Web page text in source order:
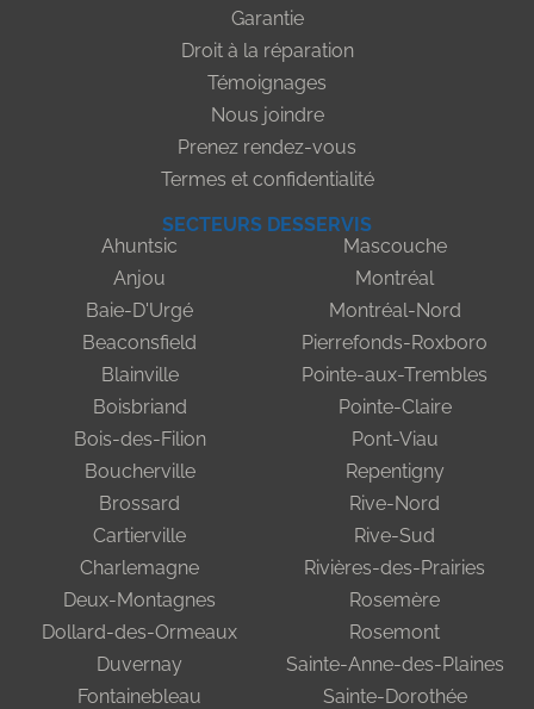
Garantie
Droit à la réparation
Témoignages
Nous joindre
Prenez rendez-vous
Termes et confidentialité
SECTEURS DESSERVIS
Ahuntsic
Anjou
Baie-D'Urgé
Beaconsfield
Blainville
Boisbriand
Bois-des-Filion
Boucherville
Brossard
Cartierville
Charlemagne
Deux-Montagnes
Dollard-des-Ormeaux
Duvernay
Fontainebleau
Mascouche
Montréal
Montréal-Nord
Pierrefonds-Roxboro
Pointe-aux-Trembles
Pointe-Claire
Pont-Viau
Repentigny
Rive-Nord
Rive-Sud
Rivières-des-Prairies
Rosemère
Rosemont
Sainte-Anne-des-Plaines
Sainte-Dorothée